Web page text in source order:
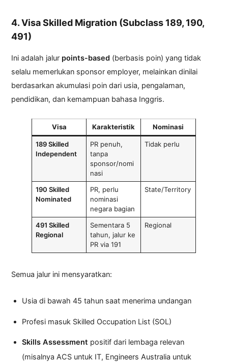
4. Visa Skilled Migration (Subclass 189, 190,
491)
Ini adalah jalur points-based (berbasis poin) yang tidak
selalu memerlukan sponsor employer, melainkan dinilai
berdasarkan akumulasi poin dari usia, pengalaman,
pendidikan, dan kemampuan bahasa Inggris.
Visa Karakteristik Nominasi
189 Skilled
Independent
PR penuh,
tanpa
sponsor/nomi
nasi
Tidak perlu
190 Skilled
Nominated
PR, perlu
nominasi
negara bagian
State/Territory
491 Skilled
Regional
Sementara 5
tahun, jalur ke
PR via 191
Regional
Semua jalur ini mensyaratkan:
Usia di bawah 45 tahun saat menerima undangan
Profesi masuk Skilled Occupation List (SOL)
Skills Assessment positif dari lembaga relevan
(misalnya ACS untuk IT, Engineers Australia untuk